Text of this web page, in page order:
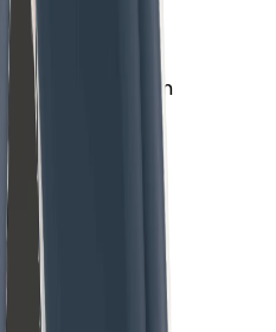
40 mm